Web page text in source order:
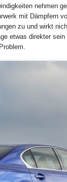
nehmen
mit Dämpfern
zu und wirkt
etwas direkter sein